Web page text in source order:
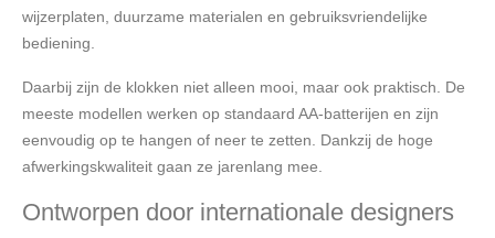
wijzerplaten, duurzame materialen en gebruiksvriendelijke
bediening.
Daarbij zijn de klokken niet alleen mooi, maar ook praktisch. De
meeste modellen werken op standaard AA-batterijen en zijn
eenvoudig op te hangen of neer te zetten. Dankzij de hoge
afwerkingskwaliteit gaan ze jarenlang mee.
Ontworpen door internationale designers